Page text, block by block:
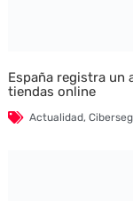
España registra un
tiendas online
Actualidad,